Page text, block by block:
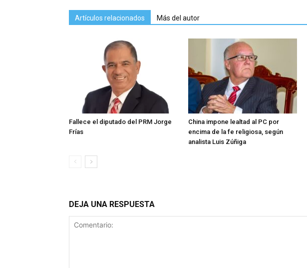
Artículos relacionados Más del autor
Fallece el diputado del PRM Jorge
Frías
China impone lealtad al PC por
encima de la fe religiosa, según
analista Luis Zúñiga
DEJA UNA RESPUESTA